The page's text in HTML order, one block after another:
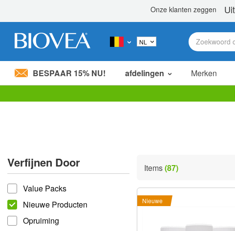
Let
Druk
op
Control-
F11
om
de
website
aan
BESPAAR 15% NU! afdelingen Merken
Verfijnen Door
verfijnen door
Value Packs
Nieuwe Producten
Opruiming
Items(87)
Nieuwe